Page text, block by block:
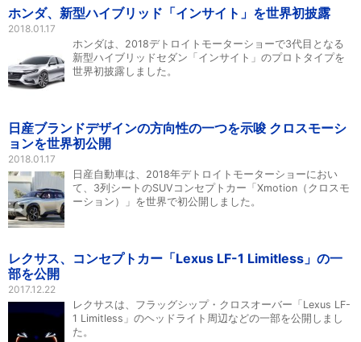
ホンダ、新型ハイブリッド「インサイト」を世界初披露
2018.01.17
ホンダは、2018デトロイトモーターショーで3代目となる
新型ハイブリッドセダン「インサイト」のプロトタイプを
世界初披露しました。
日産ブランドデザインの方向性の一つを示唆 クロスモーシ
ョンを世界初公開
2018.01.17
日産自動車は、2018年デトロイトモーターショーにおい
て、3列シートのSUVコンセプトカー「Xmotion（クロスモ
ーション）」を世界で初公開しました。
レクサス、コンセプトカー「Lexus LF-1 Limitless」の一
部を公開
2017.12.22
レクサスは、フラッグシップ・クロスオーバー「Lexus LF-
1 Limitless」のヘッドライト周辺などの一部を公開しまし
た。